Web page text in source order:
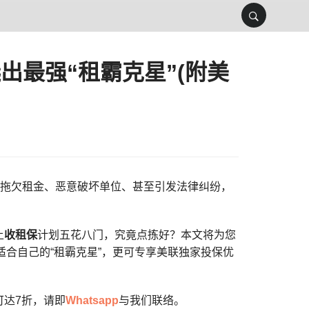
最强“租霸克星”(附美
欠租金、恶意破坏单位、甚至引发法律纠纷，
收租保计划五花八门，究竟点拣好？本文将为您
自己的“租霸克星”，更可专享美联独家投保优
达7折，请即Whatsapp与我们联络。